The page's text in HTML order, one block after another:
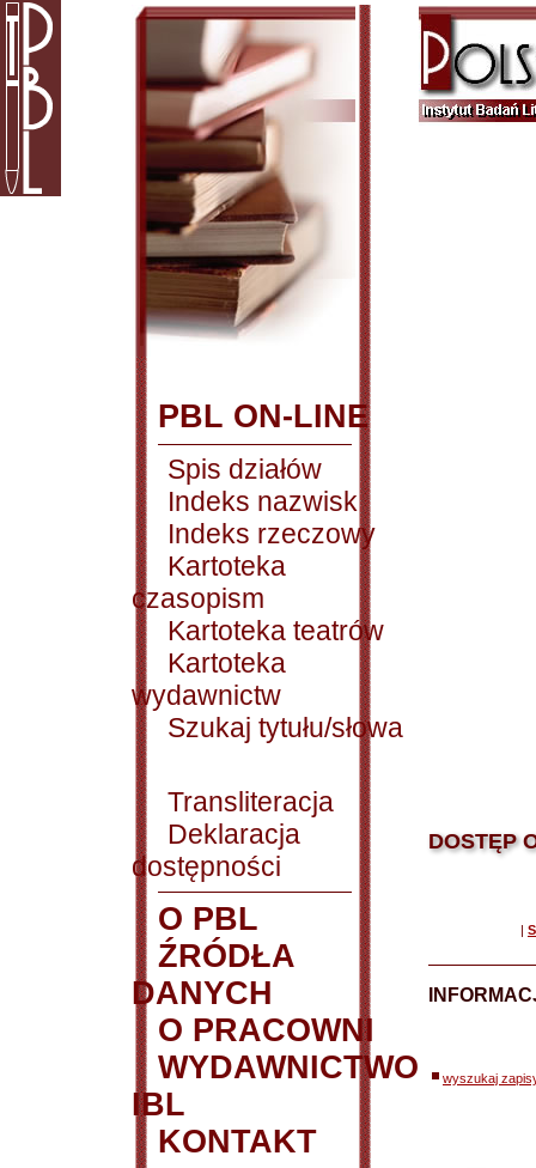
PBL ON-LINE
Spis działów
Indeks nazwisk
Indeks rzeczowy
Kartoteka
czasopism
Kartoteka teatrów
Kartoteka
wydawnictw
Szukaj tytułu/słowa
Transliteracja
Deklaracja
dostępności
O PBL
ŹRÓDŁA
DANYCH
O PRACOWNI
WYDAWNICTWO
IBL
KONTAKT
DOSTĘP
|
wyszukaj